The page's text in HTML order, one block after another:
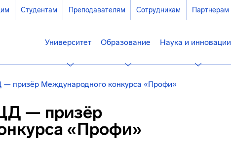
Студентам Преподавателям Сотрудникам Партнерам
Университет Образование Наука и инновации
— призёр Международного конкурса «Профи»
— призёр
«Профи»